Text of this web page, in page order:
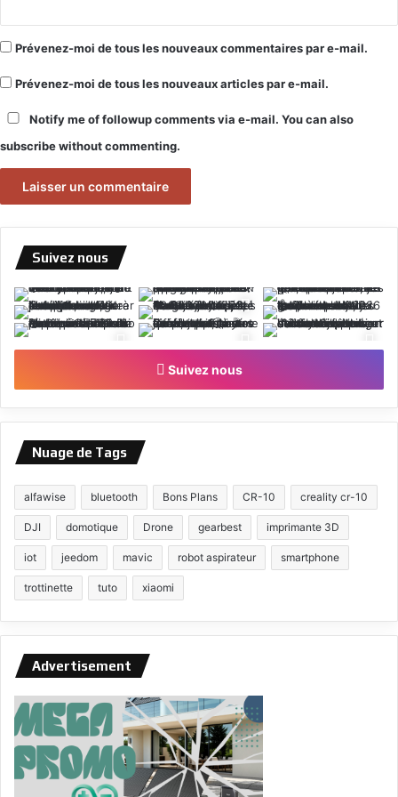
Prévenez-moi de tous les nouveaux commentaires par e-mail.
Prévenez-moi de tous les nouveaux articles par e-mail.
Notify me of followup comments via e-mail. You can also
subscribewithout commenting.
Suivez nous
Suivez nous
Nuage de Tags
alfawise bluetooth Bons Plans CR-10 creality cr-10
DJI domotique Drone gearbest imprimante 3D
iot jeedom mavic robot aspirateur smartphone
trottinette tuto xiaomi
Advertisement